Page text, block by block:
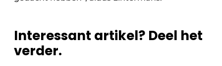
Interessant artikel? Deel het
verder.